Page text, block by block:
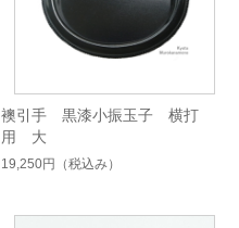
襖引手 黒漆小振玉子 横打
用 大
19,250円 （税込み）